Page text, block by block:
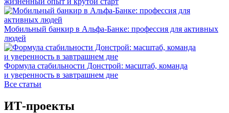
Мобильный банкир в Альфа-Банке: профессия для активных
людей
Формула стабильности Донстрой: масштаб, команда
и уверенность в завтрашнем дне
Все статьи
ИТ-проекты